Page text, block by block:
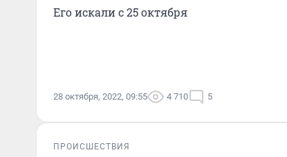
Его искали с 25 октября
28 октября, 2022, 09:55 4 710 5
ПРОИСШЕСТВИЯ